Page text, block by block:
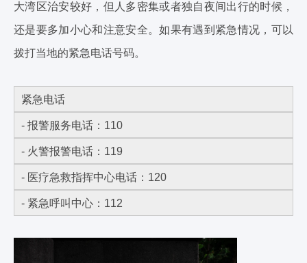
大湾区治安较好，但人多密集或者独自夜间出行的时候，
还是要多加小心和注意安全。如果有遇到紧急情况，可以
拨打当地的紧急电话号码。
紧急电话
- 报警服务电话：110
- 火警报警电话：119
- 医疗急救指挥中心电话：120
- 紧急呼叫中心：112